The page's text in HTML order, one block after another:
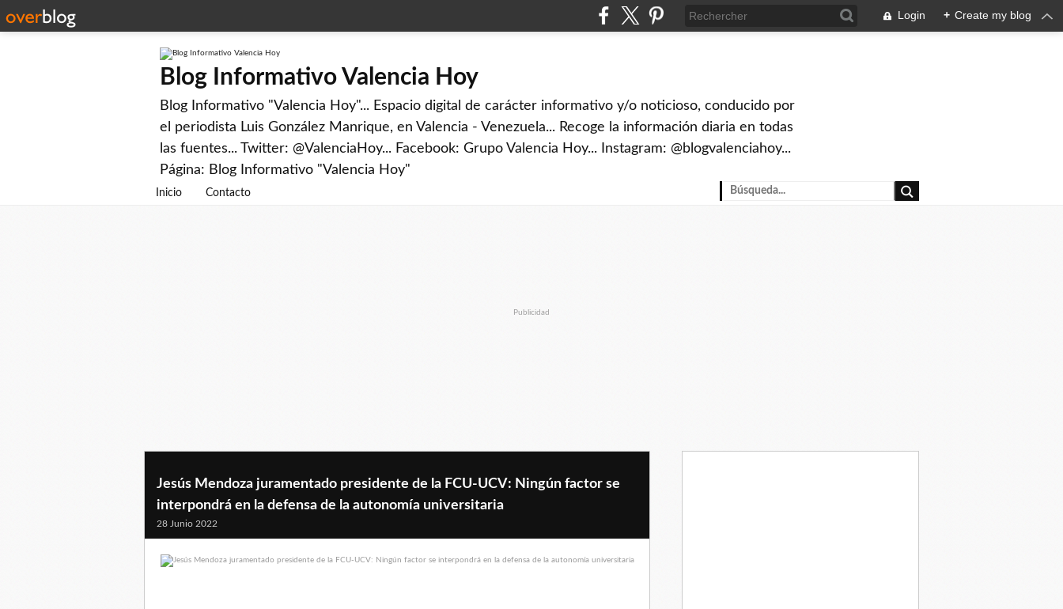
Login + Create my blog
Blog Informativo Valencia Hoy
Blog Informativo "Valencia Hoy"... Espacio digital de carácter informativo y/o noticioso, conducido por
el periodista Luis González Manrique, en Valencia - Venezuela... Recoge la información diaria en todas
las fuentes... Twitter: @ValenciaHoy... Facebook: Grupo Valencia Hoy... Instagram: @blogvalenciahoy...
Página: Blog Informativo "Valencia Hoy"
Inicio Contacto
Publicidad
Jesús Mendoza juramentado presidente de la FCU-UCV: Ningún factor se
interpondrá en la defensa de la autonomía universitaria
28 Junio 2022